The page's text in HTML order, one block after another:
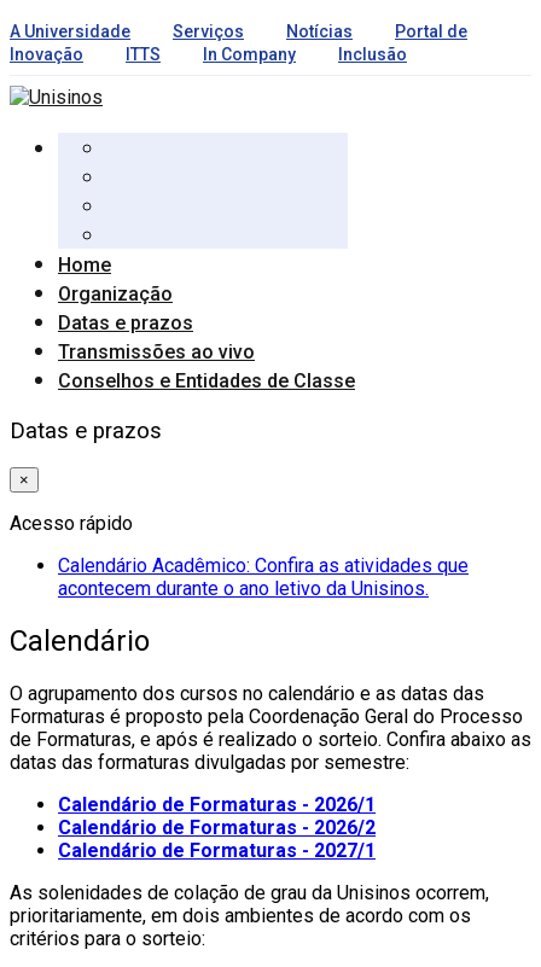
A Universidade Serviços Notícias
Portal de
Inovação
ITTS In Company Inclusão
Home
Organização
Datas e prazos
Transmissões ao vivo
Conselhos e Entidades de Classe
Datas e prazos
×
Acesso rápido
Calendário Acadêmico: Confira as atividades que
acontecem durante o ano letivo da Unisinos.
Calendário
O agrupamento dos cursos no calendário e as datas das
Formaturas é proposto pela Coordenação Geral do Processo
de Formaturas, e após é realizado o sorteio. Confira abaixo as
datas das formaturas divulgadas por semestre:
Calendário de Formaturas - 2026/1
Calendário de Formaturas - 2026/2
Calendário de Formaturas - 2027/1
As solenidades de colação de grau da Unisinos ocorrem,
prioritariamente, em dois ambientes de acordo com os
critérios para o sorteio: